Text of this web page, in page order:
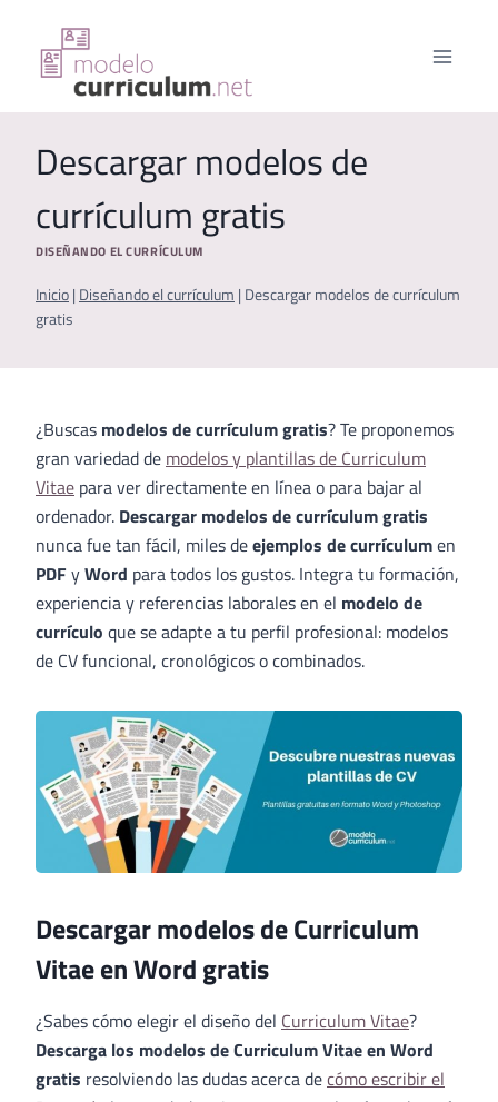
contenido
Descargar modelos de
currículum gratis
DISEÑANDO EL CURRÍCULUM
Inicio | Diseñando el currículum | Descargar modelos de currículum
gratis
¿Buscas modelos de currículum gratis? Te proponemos
gran variedad de modelos y plantillas de Curriculum
Vitae para ver directamente en línea o para bajar al
ordenador. Descargar modelos de currículum gratis
nunca fue tan fácil, miles deejemplos de currículumen
PDFyWord para todos los gustos. Integra tu formación,
experiencia y referencias laborales en el modelo de
currículo que se adapte a tu perfil profesional: modelos
de CV funcional, cronológicos o combinados.
Descargar modelos de Curriculum
Vitae en Word gratis
¿Sabes cómo elegir el diseño del Curriculum Vitae?
Descarga los modelos de Curriculum Vitae en Word
gratis resolviendo las dudas acerca decómo escribir el